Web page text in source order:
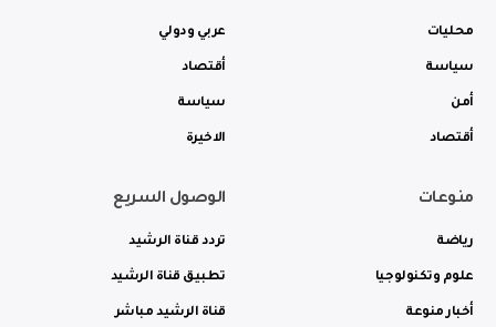
محليات
سياسة
أمن
أقتصاد
عربي ودولي
أقتصاد
سياسة
الاخيرة
منوعات
رياضة
علوم وتكنولوجيا
أخبار منوعة
الوصول السريع
تردد قناة الرشيد
تطبيق قناة الرشيد
قناة الرشيد مباشر